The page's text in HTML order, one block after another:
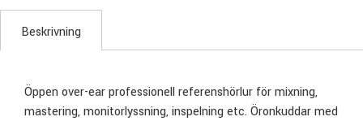
Beskrivning
Öppen over-ear professionell referenshörlur för mixning,
mastering, monitorlyssning, inspelning etc. Öronkuddar med